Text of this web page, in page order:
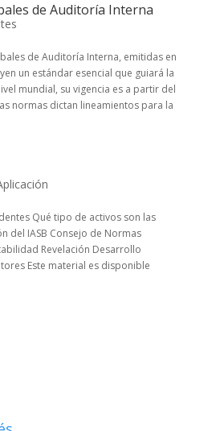
de Auditoría Interna
de Auditoría Interna, emitidas en
un estándar esencial que guiará la
mundial, su vigencia es a partir del
normas dictan lineamientos para la
Qué tipo de activos son las
del IASB Consejo de Normas
Revelación Desarrollo
Este material es disponible